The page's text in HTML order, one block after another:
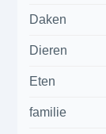
Daken
Dieren
Eten
familie